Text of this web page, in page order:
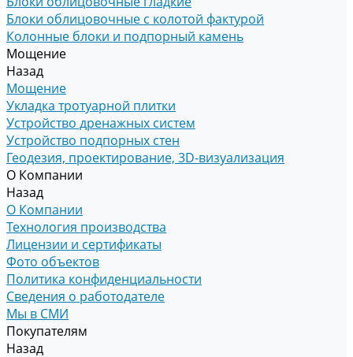
Блоки облицовочные с колотой фактурой
Колонные блоки и подпорный камень
Мощение
Назад
Мощение
Укладка тротуарной плитки
Устройство дренажных систем
Устройство подпорных стен
Геодезия, проектирование, 3D-визуализация
О Компании
Назад
О Компании
Технология производства
Лицензии и сертификаты
Фото объектов
Политика конфиденциальности
Сведения о работодателе
Мы в СМИ
Покупателям
Назад